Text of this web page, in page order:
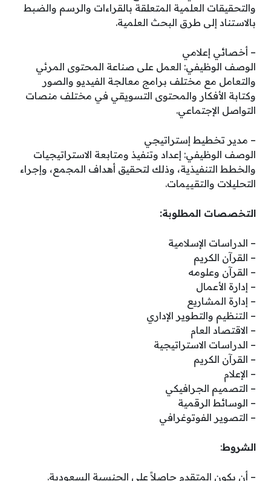
والتحقيقات العلمية المتعلقة بالقراءات والرسم والضبط
بالاستناد إلى طرق البحث العلمية.
– أخصائي إعلامي
الوصف الوظيفي: العمل على صناعة المحتوى المرئي
والتعامل مع مختلف برامج معالجة الفيديو والصور
وكتابة الأفكار والمحتوى التسويقي في مختلف منصات
التواصل الإجتماعي.
– مدير تخطيط إستراتيجي
الوصف الوظيفي: إعداد وتنفيذ ومتابعة الاستراتيجيات
والخطط التنفيذية، وذلك لتحقيق أهداف المجمع، وإجراء
التحليلات والتقييمات.
التخصصات المطلوبة:
– الدراسات الإسلامية
– القرآن الكريم
– القرآن وعلومه
– إدارة الأعمال
– إدارة المشاريع
– التنظيم والتطوير الإداري
– الاقتصاد العام
– الدراسات الاستراتيجية
– القرآن الكريم
– الإعلام
– التصميم الجرافيكي
– الوسائط الرقمية
– التصوير الفوتوغرافي
الشروط:
– أن يكون المتقدم حاصلاً على الجنسية السعودية.